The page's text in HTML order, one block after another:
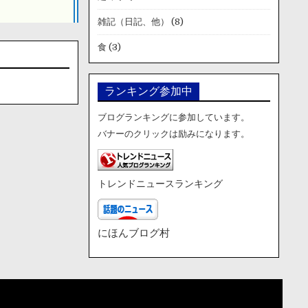
雑記（日記、他） (8)
食 (3)
ランキング参加中
ブログランキングに参加しています。
バナーのクリックは励みになります。
トレンドニュースランキング
にほんブログ村